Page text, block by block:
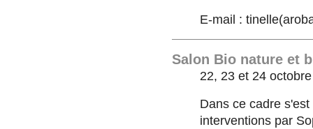
E-mail :
Salon Bio nature et
22, 23 et 24
Dans ce cadre
interventions par